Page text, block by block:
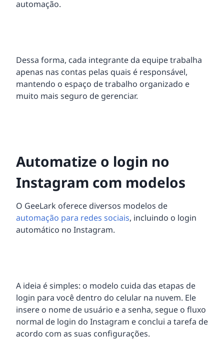
automação.
Dessa forma, cada integrante da equipe trabalha
apenas nas contas pelas quais é responsável,
mantendo o espaço de trabalho organizado e
muito mais seguro de gerenciar.
Automatize o login no
Instagram com modelos
O GeeLark oferece diversos modelos de
automação para redes sociais, incluindo o login
automático no Instagram.
A ideia é simples: o modelo cuida das etapas de
login para você dentro do celular na nuvem. Ele
insere o nome de usuário e a senha, segue o fluxo
normal de login do Instagram e conclui a tarefa de
acordo com as suas configurações.